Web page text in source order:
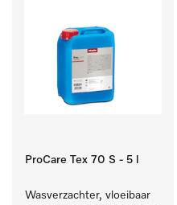
ProCare Tex 70 S - 5 l
Wasverzachter, vloeibaar